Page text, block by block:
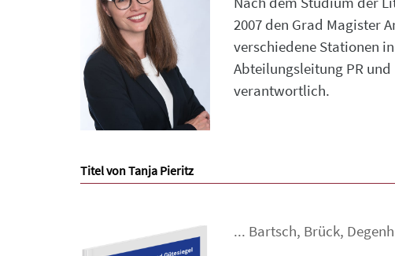
2007 den Grad Magister
verschiedene Stationen
Abteilungsleitung PR
verantwortlich.
Titel von Tanja Pieritz
... Bartsch, Brück,